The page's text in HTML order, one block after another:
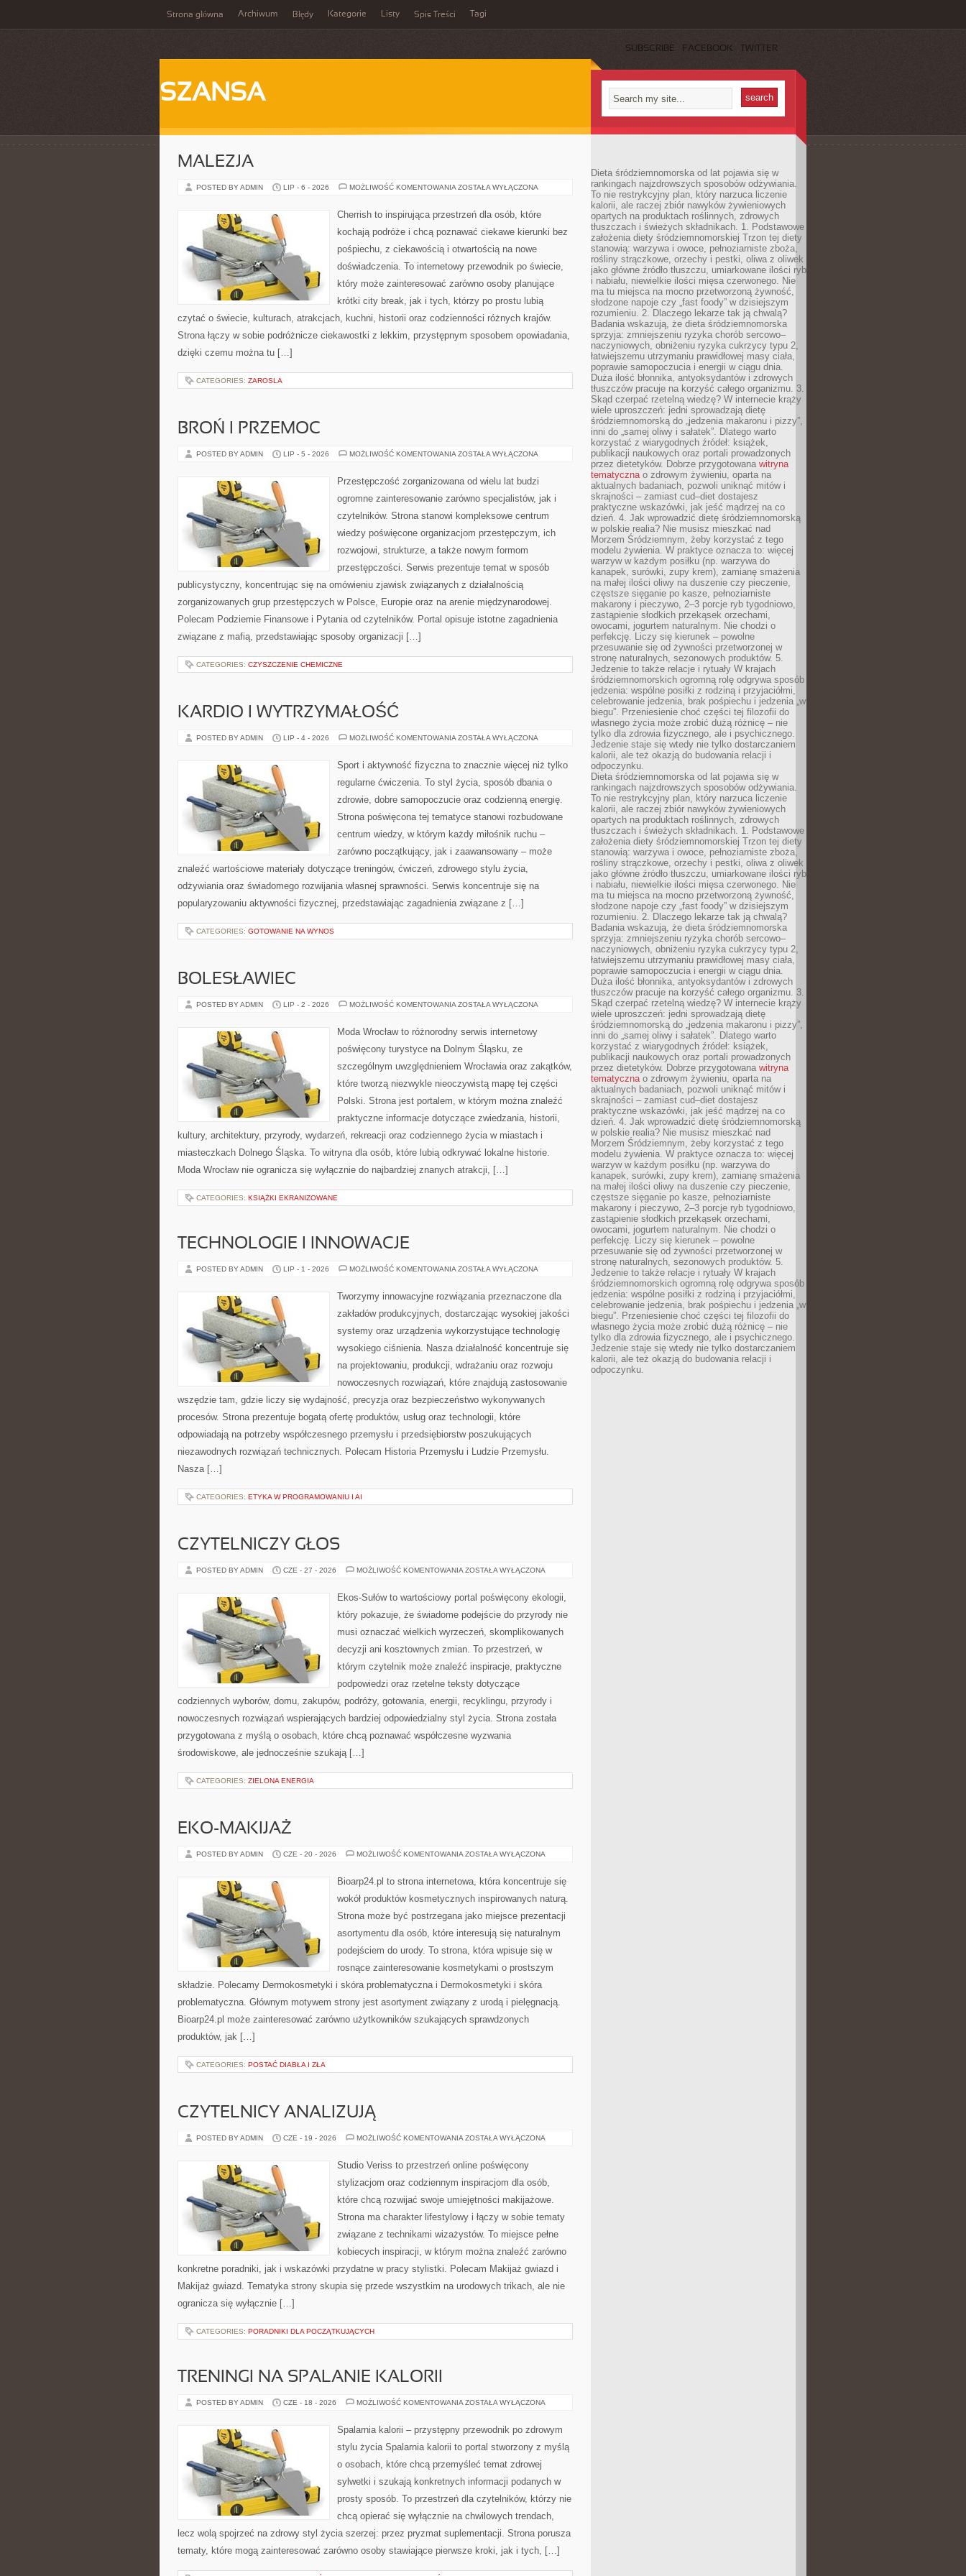
Strona główna Archiwum Błędy Kategorie Listy Spis Treści Tagi
SUBSCRIBE FACEBOOK TWITTER
SZANSA
MALEZJA
POSTED BY ADMIN LIP - 6 - 2026 MOŻLIWOŚĆ KOMENTOWANIA MALEZJA
ZOSTAŁA WYŁĄCZONA
Cherrish to inspirująca przestrzeń dla osób, które
kochają podróże i chcą poznawać ciekawe kierunki bez
pośpiechu, z ciekawością i otwartością na nowe
doświadczenia. To internetowy przewodnik po świecie,
który może zainteresować zarówno osoby planujące
krótki city break, jak i tych, którzy po prostu lubią
czytać o świecie, kulturach, atrakcjach, kuchni, historii oraz codzienności różnych krajów.
Strona łączy w sobie podróżnicze ciekawostki z lekkim, przystępnym sposobem opowiadania,
dzięki czemu można tu […]
CATEGORIES: ZAROSLA
BROŃ I PRZEMOC
POSTED BY ADMIN LIP - 5 - 2026 MOŻLIWOŚĆ KOMENTOWANIA BROŃ
ZOSTAŁA WYŁĄCZONA
Przestępczość zorganizowana od wielu lat budzi
ogromne zainteresowanie zarówno specjalistów, jak i
czytelników. Strona stanowi kompleksowe centrum
wiedzy poświęcone organizacjom przestępczym, ich
rozwojowi, strukturze, a także nowym formom
przestępczości. Serwis prezentuje temat w sposób
publicystyczny, koncentrując się na omówieniu zjawisk związanych z działalnością
zorganizowanych grup przestępczych w Polsce, Europie oraz na arenie międzynarodowej.
Polecam Podziemie Finansowe i Pytania od czytelników. Portal opisuje istotne zagadnienia
związane z mafią, przedstawiając sposoby organizacji […]
CATEGORIES: CZYSZCZENIE CHEMICZNE
KARDIO I WYTRZYMAŁOŚĆ
POSTED BY ADMIN LIP - 4 - 2026 MOŻLIWOŚĆ KOMENTOWANIA KARDIO
ZOSTAŁA WYŁĄCZONA
Sport i aktywność fizyczna to znacznie więcej niż tylko
regularne ćwiczenia. To styl życia, sposób dbania o
zdrowie, dobre samopoczucie oraz codzienną energię.
Strona poświęcona tej tematyce stanowi rozbudowane
centrum wiedzy, w którym każdy miłośnik ruchu –
zarówno początkujący, jak i zaawansowany – może
znaleźć wartościowe materiały dotyczące treningów, ćwiczeń, zdrowego stylu życia,
odżywiania oraz świadomego rozwijania własnej sprawności. Serwis koncentruje się na
popularyzowaniu aktywności fizycznej, przedstawiając zagadnienia związane z […]
CATEGORIES: GOTOWANIE NA WYNOS
BOLESŁAWIEC
POSTED BY ADMIN LIP - 2 - 2026 MOŻLIWOŚĆ KOMENTOWANIA BOLESŁAWIEC
ZOSTAŁA WYŁĄCZONA
Moda Wrocław to różnorodny serwis internetowy
poświęcony turystyce na Dolnym Śląsku, ze
szczególnym uwzględnieniem Wrocławia oraz zakątków,
które tworzą niezwykle nieoczywistą mapę tej części
Polski. Strona jest portalem, w którym można znaleźć
praktyczne informacje dotyczące zwiedzania, historii,
kultury, architektury, przyrody, wydarzeń, rekreacji oraz codziennego życia w miastach i
miasteczkach Dolnego Śląska. To witryna dla osób, które lubią odkrywać lokalne historie.
Moda Wrocław nie ogranicza się wyłącznie do najbardziej znanych atrakcji, […]
CATEGORIES: KSIĄŻKI EKRANIZOWANE
TECHNOLOGIE I INNOWACJE
POSTED BY ADMIN LIP - 1 - 2026 MOŻLIWOŚĆ KOMENTOWANIA TECHNOLOGIE
ZOSTAŁA WYŁĄCZONA
Tworzymy innowacyjne rozwiązania przeznaczone dla
zakładów produkcyjnych, dostarczając wysokiej jakości
systemy oraz urządzenia wykorzystujące technologię
wysokiego ciśnienia. Nasza działalność koncentruje się
na projektowaniu, produkcji, wdrażaniu oraz rozwoju
nowoczesnych rozwiązań, które znajdują zastosowanie
wszędzie tam, gdzie liczy się wydajność, precyzja oraz bezpieczeństwo wykonywanych
procesów. Strona prezentuje bogatą ofertę produktów, usług oraz technologii, które
odpowiadają na potrzeby współczesnego przemysłu i przedsiębiorstw poszukujących
niezawodnych rozwiązań technicznych. Polecam Historia Przemysłu i Ludzie Przemysłu.
Nasza […]
CATEGORIES: ETYKA W PROGRAMOWANIU I AI
CZYTELNICZY GŁOS
POSTED BY ADMIN CZE - 27 - 2026 MOŻLIWOŚĆ KOMENTOWANIA CZYTELNICZY
ZOSTAŁA WYŁĄCZONA
Ekos-Sułów to wartościowy portal poświęcony ekologii,
który pokazuje, że świadome podejście do przyrody nie
musi oznaczać wielkich wyrzeczeń, skomplikowanych
decyzji ani kosztownych zmian. To przestrzeń, w
którym czytelnik może znaleźć inspiracje, praktyczne
podpowiedzi oraz rzetelne teksty dotyczące
codziennych wyborów, domu, zakupów, podróży, gotowania, energii, recyklingu, przyrody i
nowoczesnych rozwiązań wspierających bardziej odpowiedzialny styl życia. Strona została
przygotowana z myślą o osobach, które chcą poznawać współczesne wyzwania
środowiskowe, ale jednocześnie szukają […]
CATEGORIES: ZIELONA ENERGIA
EKO-MAKIJAŻ
POSTED BY ADMIN CZE - 20 - 2026 MOŻLIWOŚĆ KOMENTOWANIA EKO-
ZOSTAŁA WYŁĄCZONA
Bioarp24.pl to strona internetowa, która koncentruje się
wokół produktów kosmetycznych inspirowanych naturą.
Strona może być postrzegana jako miejsce prezentacji
asortymentu dla osób, które interesują się naturalnym
podejściem do urody. To strona, która wpisuje się w
rosnące zainteresowanie kosmetykami o prostszym
składzie. Polecamy Dermokosmetyki i skóra problematyczna i Dermokosmetyki i skóra
problematyczna. Głównym motywem strony jest asortyment związany z urodą i pielęgnacją.
Bioarp24.pl może zainteresować zarówno użytkowników szukających sprawdzonych
produktów, jak […]
CATEGORIES: POSTAĆ DIABŁA I ZŁA
CZYTELNICY ANALIZUJĄ
POSTED BY ADMIN CZE - 19 - 2026 MOŻLIWOŚĆ KOMENTOWANIA CZYTELNICY
ZOSTAŁA WYŁĄCZONA
Studio Veriss to przestrzeń online poświęcony
stylizacjom oraz codziennym inspiracjom dla osób,
które chcą rozwijać swoje umiejętności makijażowe.
Strona ma charakter lifestylowy i łączy w sobie tematy
związane z technikami wizażystów. To miejsce pełne
kobiecych inspiracji, w którym można znaleźć zarówno
konkretne poradniki, jak i wskazówki przydatne w pracy stylistki. Polecam Makijaż gwiazd i
Makijaż gwiazd. Tematyka strony skupia się przede wszystkim na urodowych trikach, ale nie
ogranicza się wyłącznie […]
CATEGORIES: PORADNIKI DLA POCZĄTKUJĄCYCH
TRENINGI NA SPALANIE KALORII
POSTED BY ADMIN CZE - 18 - 2026 MOŻLIWOŚĆ KOMENTOWANIA TRENINGI
ZOSTAŁA WYŁĄCZONA
Spalarnia kalorii – przystępny przewodnik po zdrowym
stylu życia Spalarnia kalorii to portal stworzony z myślą
o osobach, które chcą przemyśleć temat zdrowej
sylwetki i szukają konkretnych informacji podanych w
prosty sposób. To przestrzeń dla czytelników, którzy nie
chcą opierać się wyłącznie na chwilowych trendach,
lecz wolą spojrzeć na zdrowy styl życia szerzej: przez pryzmat suplementacji. Strona porusza
tematy, które mogą zainteresować zarówno osoby stawiające pierwsze kroki, jak i tych, […]
Dieta śródziemnomorska od lat pojawia się w
rankingach najzdrowszych sposobów odżywiania.
To nie restrykcyjny plan, który narzuca liczenie
kalorii, ale raczej zbiór nawyków żywieniowych
opartych na produktach roślinnych, zdrowych
tłuszczach i świeżych składnikach. 1. Podstawowe
założenia diety śródziemnomorskiej Trzon tej diety
stanowią: warzywa i owoce, pełnoziarniste zboża,
rośliny strączkowe, orzechy i pestki, oliwa z oliwek
jako główne źródło tłuszczu, umiarkowane ilości ryb
i nabiału, niewielkie ilości mięsa czerwonego. Nie
ma tu miejsca na mocno przetworzoną żywność,
słodzone napoje czy „fast foody” w dzisiejszym
rozumieniu. 2. Dlaczego lekarze tak ją chwalą?
Badania wskazują, że dieta śródziemnomorska
sprzyja: zmniejszeniu ryzyka chorób sercowo–
naczyniowych, obniżeniu ryzyka cukrzycy typu 2,
łatwiejszemu utrzymaniu prawidłowej masy ciała,
poprawie samopoczucia i energii w ciągu dnia.
Duża ilość błonnika, antyoksydantów i zdrowych
tłuszczów pracuje na korzyść całego organizmu. 3.
Skąd czerpać rzetelną wiedzę? W internecie krąży
wiele uproszczeń: jedni sprowadzają dietę
śródziemnomorską do „jedzenia makaronu i pizzy”,
inni do „samej oliwy i sałatek”. Dlatego warto
korzystać z wiarygodnych źródeł: książek,
publikacji naukowych oraz portali prowadzonych
przez dietetyków. Dobrze przygotowana witryna
tematycznao zdrowym żywieniu, oparta na
aktualnych badaniach, pozwoli uniknąć mitów i
skrajności – zamiast cud–diet dostajesz
praktyczne wskazówki, jak jeść mądrzej na co
dzień. 4. Jak wprowadzić dietę śródziemnomorską
w polskie realia? Nie musisz mieszkać nad
Morzem Śródziemnym, żeby korzystać z tego
modelu żywienia. W praktyce oznacza to: więcej
warzyw w każdym posiłku (np. warzywa do
kanapek, surówki, zupy krem), zamianę smażenia
na małej ilości oliwy na duszenie czy pieczenie,
częstsze sięganie po kasze, pełnoziarniste
makarony i pieczywo, 2–3 porcje ryb tygodniowo,
zastąpienie słodkich przekąsek orzechami,
owocami, jogurtem naturalnym. Nie chodzi o
perfekcję. Liczy się kierunek – powolne
przesuwanie się od żywności przetworzonej w
stronę naturalnych, sezonowych produktów. 5.
Jedzenie to także relacje i rytuały W krajach
śródziemnomorskich ogromną rolę odgrywa sposób
jedzenia: wspólne posiłki z rodziną i przyjaciółmi,
celebrowanie jedzenia, brak pośpiechu i jedzenia „w
biegu”. Przeniesienie choć części tej filozofii do
własnego życia może zrobić dużą różnicę – nie
tylko dla zdrowia fizycznego, ale i psychicznego.
Jedzenie staje się wtedy nie tylko dostarczaniem
kalorii, ale też okazją do budowania relacji i
odpoczynku.
Dieta śródziemnomorska od lat pojawia się w
rankingach najzdrowszych sposobów odżywiania.
To nie restrykcyjny plan, który narzuca liczenie
kalorii, ale raczej zbiór nawyków żywieniowych
opartych na produktach roślinnych, zdrowych
tłuszczach i świeżych składnikach. 1. Podstawowe
założenia diety śródziemnomorskiej Trzon tej diety
stanowią: warzywa i owoce, pełnoziarniste zboża,
rośliny strączkowe, orzechy i pestki, oliwa z oliwek
jako główne źródło tłuszczu, umiarkowane ilości ryb
i nabiału, niewielkie ilości mięsa czerwonego. Nie
ma tu miejsca na mocno przetworzoną żywność,
słodzone napoje czy „fast foody” w dzisiejszym
rozumieniu. 2. Dlaczego lekarze tak ją chwalą?
Badania wskazują, że dieta śródziemnomorska
sprzyja: zmniejszeniu ryzyka chorób sercowo–
naczyniowych, obniżeniu ryzyka cukrzycy typu 2,
łatwiejszemu utrzymaniu prawidłowej masy ciała,
poprawie samopoczucia i energii w ciągu dnia.
Duża ilość błonnika, antyoksydantów i zdrowych
tłuszczów pracuje na korzyść całego organizmu. 3.
Skąd czerpać rzetelną wiedzę? W internecie krąży
wiele uproszczeń: jedni sprowadzają dietę
śródziemnomorską do „jedzenia makaronu i pizzy”,
inni do „samej oliwy i sałatek”. Dlatego warto
korzystać z wiarygodnych źródeł: książek,
publikacji naukowych oraz portali prowadzonych
przez dietetyków. Dobrze przygotowana witryna
tematycznao zdrowym żywieniu, oparta na
aktualnych badaniach, pozwoli uniknąć mitów i
skrajności – zamiast cud–diet dostajesz
praktyczne wskazówki, jak jeść mądrzej na co
dzień. 4. Jak wprowadzić dietę śródziemnomorską
w polskie realia? Nie musisz mieszkać nad
Morzem Śródziemnym, żeby korzystać z tego
modelu żywienia. W praktyce oznacza to: więcej
warzyw w każdym posiłku (np. warzywa do
kanapek, surówki, zupy krem), zamianę smażenia
na małej ilości oliwy na duszenie czy pieczenie,
częstsze sięganie po kasze, pełnoziarniste
makarony i pieczywo, 2–3 porcje ryb tygodniowo,
zastąpienie słodkich przekąsek orzechami,
owocami, jogurtem naturalnym. Nie chodzi o
perfekcję. Liczy się kierunek – powolne
przesuwanie się od żywności przetworzonej w
stronę naturalnych, sezonowych produktów. 5.
Jedzenie to także relacje i rytuały W krajach
śródziemnomorskich ogromną rolę odgrywa sposób
jedzenia: wspólne posiłki z rodziną i przyjaciółmi,
celebrowanie jedzenia, brak pośpiechu i jedzenia „w
biegu”. Przeniesienie choć części tej filozofii do
własnego życia może zrobić dużą różnicę – nie
tylko dla zdrowia fizycznego, ale i psychicznego.
Jedzenie staje się wtedy nie tylko dostarczaniem
kalorii, ale też okazją do budowania relacji i
odpoczynku.